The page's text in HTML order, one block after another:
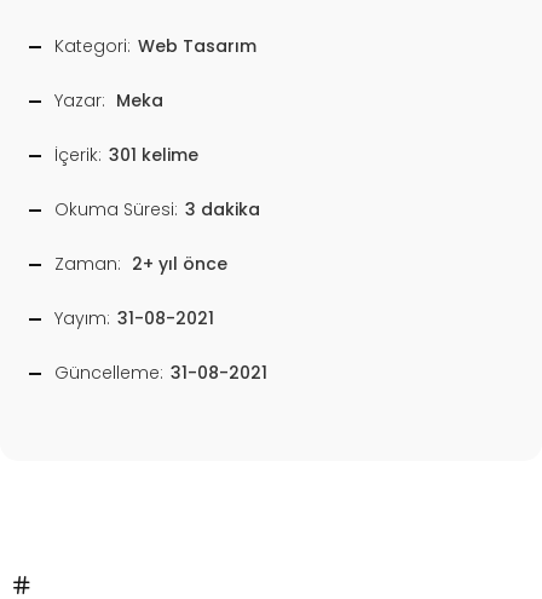
Kategori: Web Tasarım
Yazar: Meka
İçerik: 301 kelime
Okuma Süresi: 3 dakika
Zaman: 2+ yıl önce
Yayım: 31-08-2021
Güncelleme: 31-08-2021